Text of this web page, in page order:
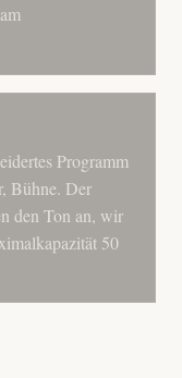
Programm
Bühne. Der
den Ton an, wir
50